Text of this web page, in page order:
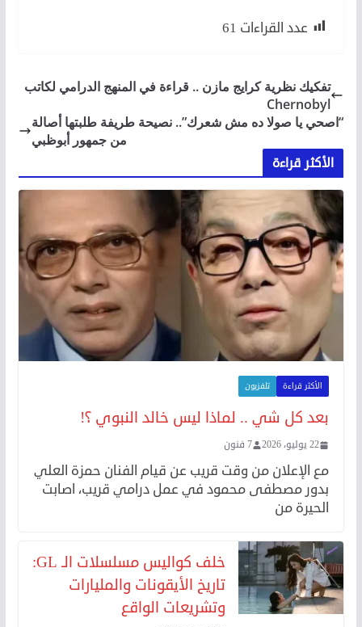
عدد القراءات 61
تفكيك نظرية كرايج مازن .. قراءة في المنهج الدرامي لكاتب
Chernobyl
“اصحي يا صولا ده مش شعرك”.. نصيحة طريفة طلبتها أصالة
من جمهور أبوظبي
الأكثر قراءة
الأكثر قراءة تلفزيون
بعد كل شي .. لماذا ليس خالد النبوي ؟!
22 يوليو، 2026 7 فنون
مع الإعلان من وقت قريب عن قيام الفنان حمزة العلي
بدور مصطفى محمود في عمل درامي قريب، اصابت
الحيرة من
خلف كواليس مسلسلات الـ GL:
تاريخ الأيقونات والمليارات
وتشريعات الواقع